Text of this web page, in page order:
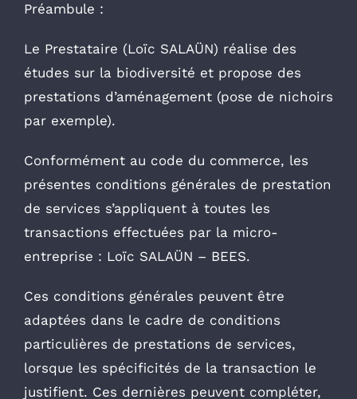
Préambule :
Le Prestataire (Loïc SALAÜN) réalise des
études sur la biodiversité et propose des
prestations d’aménagement (pose de nichoirs
par exemple).
Conformément au code du commerce, les
présentes conditions générales de prestation
de services s’appliquent à toutes les
transactions effectuées par la micro-
entreprise : Loïc SALAÜN – BEES.
Ces conditions générales peuvent être
adaptées dans le cadre de conditions
particulières de prestations de services,
lorsque les spécificités de la transaction le
justifient. Ces dernières peuvent compléter,